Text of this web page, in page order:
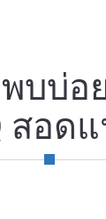
บบ่อ
สอด